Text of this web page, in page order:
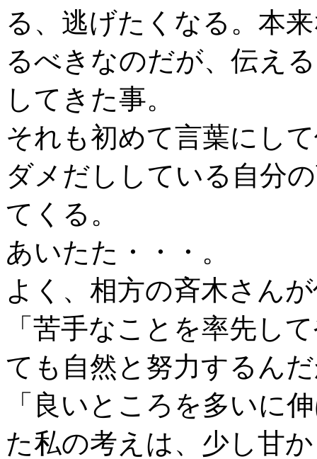
る、逃げたくなる。本
るべきなのだが、伝え
してきた事。
それも初めて言葉にし
ダメだししている自分
てくる。
あいたた・・・。
よく、相方の斉木さん
「苦手なことを率先し
ても自然と努力するん
「良いところを多いに
た私の考えは、少し甘